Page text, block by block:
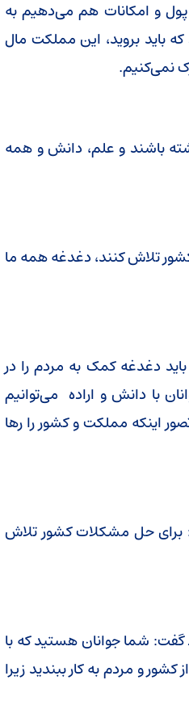
پول و امکانات هم می‌دهیم به
باید بروید، این مملکت مال
نمی‌کنیم.
باشند و علم، دانش و همه
تلاش کنند، دغدغه همه ما
دغدغه کمک به مردم را در
با دانش و اراده می‌توانیم
اینکه مملکت و کشور را رها
برای حل مشکلات کشور تلاش
گفت: شما جوانان هستید که با
و مردم به کار ببندید زیرا